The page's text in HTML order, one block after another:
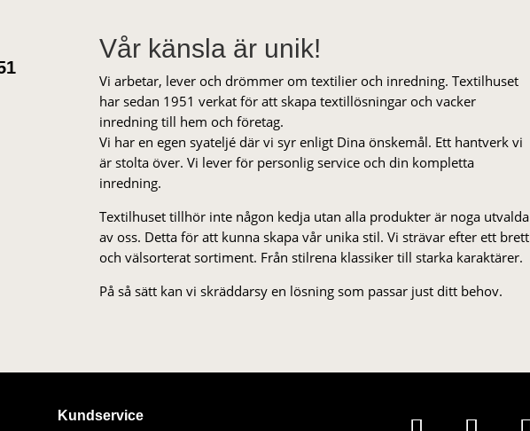
Vår känsla är unik!
Vi arbetar, lever och drömmer om textilier och inredning. Textilhuset
har sedan 1951 verkat för att skapa textillösningar och vacker
inredning till hem och företag.
Vi har en egen syateljé där vi syr enligt Dina önskemål. Ett hantverk vi
är stolta över. Vi lever för personlig service och din kompletta
inredning.
Textilhuset tillhör inte någon kedja utan alla produkter är noga utvalda
av oss. Detta för att kunna skapa vår unika stil. Vi strä­var efter ett brett
och välsorterat sor­ti­ment. Från stil­rena klas­siker till starka karaktärer.
På så sätt kan vi skräddarsy en lösning som passar just ditt behov.
Kundservice